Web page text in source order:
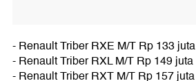
- Renault Triber RXE M/T Rp 133 juta
- Renault Triber RXL M/T Rp 149 juta
- Renault Triber RXT M/T Rp 157 juta